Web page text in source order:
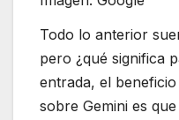
Todo lo anterior
pero ¿qué significa
entrada, el
sobre Gemini es que